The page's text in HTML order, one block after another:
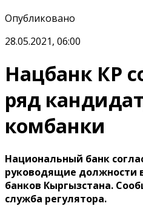
Опубликовано
28.05.2021, 06:00
Нацбанк КР
ряд
комбанки
Национальный банк
руководящие должности
банков Кыргызстана.
служба регулятора.